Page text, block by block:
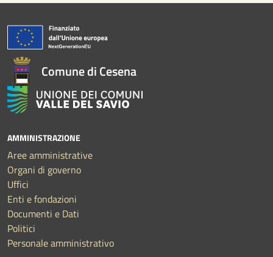
Comune di Cesena
AMMINISTRAZIONE
Aree amministrative
Organi di governo
Uffici
Enti e fondazioni
Documenti e Dati
Politici
Personale amministrativo